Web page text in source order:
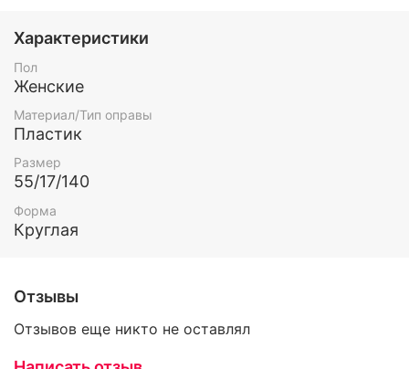
Характеристики
Пол
Женские
Материал/Тип оправы
Пластик
Размер
55/17/140
Форма
Круглая
Отзывы
Отзывов еще никто не оставлял